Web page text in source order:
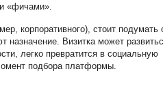
«фичами».
корпоративного), стоит подумать
Визитка может
легко превратится в социальную
подбора платформы.